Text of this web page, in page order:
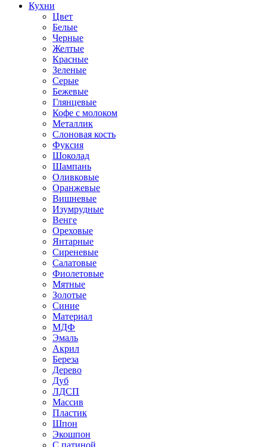
Кухни
Цвет
Белые
Черные
Желтые
Красные
Зеленые
Серые
Бежевые
Глянцевые
Кофе с молоком
Металлик
Слоновая кость
Фуксия
Шоколад
Шампань
Оливковые
Оранжевые
Вишневые
Изумрудные
Венге
Ореховые
Янтарные
Сиреневые
Салатовые
Фиолетовые
Мятные
Золотые
Синие
Материал
МДФ
Эмаль
Акрил
Береза
Дерево
Дуб
ЛДСП
Массив
Пластик
Шпон
Экошпон
С патиной